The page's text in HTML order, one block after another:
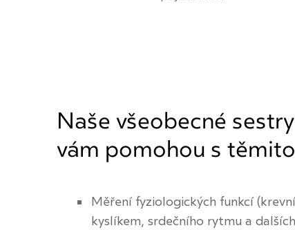
Naše všeobecné sestry
vám pomohou s
Měření fyziologických funkcí
kyslíkem, srdečního rytmu a